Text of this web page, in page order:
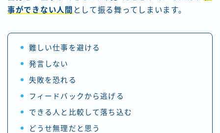
事ができない人間 として振る舞ってしまいます。
難しい仕事を避ける
発言しない
失敗を恐れる
フィードバックから逃げる
できる人と比較して落ち込む
どうせ無理だと思う